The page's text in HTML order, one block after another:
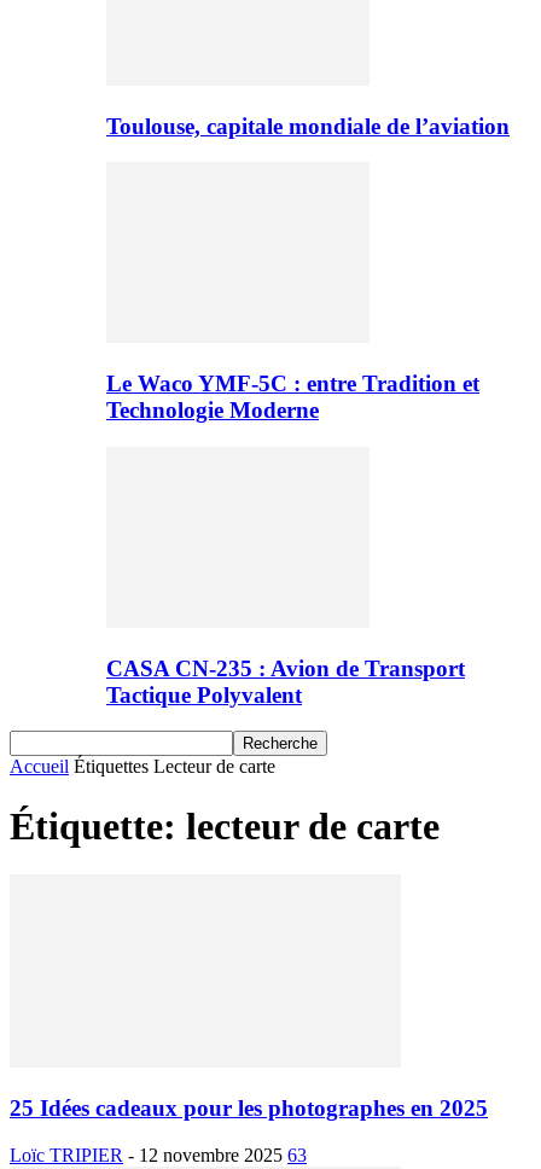
Toulouse, capitale mondiale de l’aviation
Le Waco YMF-5C : entre Tradition et
Technologie Moderne
CASA CN-235 : Avion de Transport
Tactique Polyvalent
Accueil Étiquettes Lecteur de carte
Étiquette: lecteur de carte
25 Idées cadeaux pour les photographes en 2025
Loïc TRIPIER - 12 novembre 2025 63